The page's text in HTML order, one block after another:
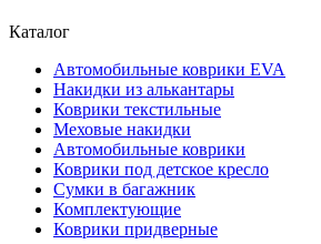
Каталог
Автомобильные коврики EVA
Накидки из алькантары
Коврики текстильные
Меховые накидки
Автомобильные коврики
Коврики под детское кресло
Сумки в багажник
Комплектующие
Коврики придверные